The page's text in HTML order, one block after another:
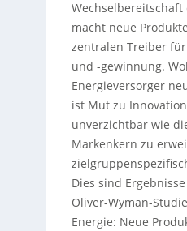
Wechselbereitschaft
macht neue
zentralen Treiber
und -gewinnung.
Energieversorger
ist Mut zu
unverzichtbar wie
Markenkern zu
Dies sind
Oliver-Wyman-
Energie: Neue